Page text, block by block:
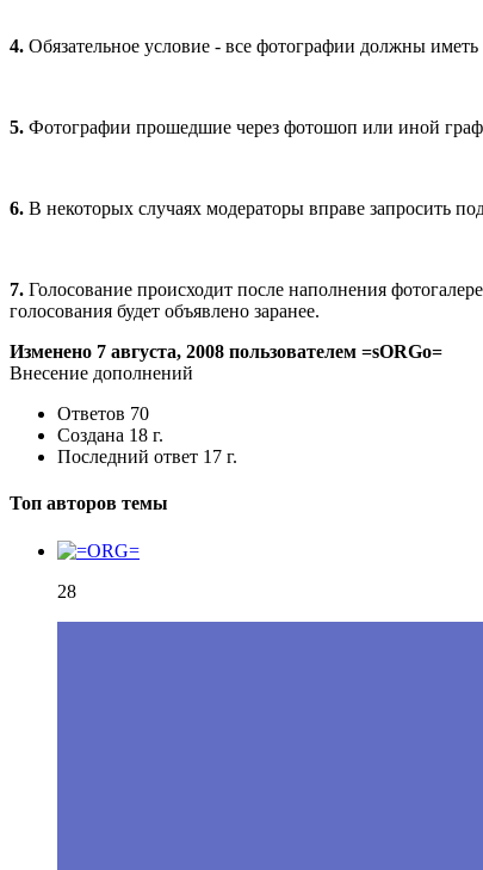
4. Обязательное условие - все фотографии должны иметь
5. Фотографии прошедшие через фотошоп или иной
6. В некоторых случаях модераторы вправе запросить
7. Голосование происходит после наполнения
голосования будет объявлено заранее.
Изменено 7 августа, 2008 пользователем =sORGo=
Внесение дополнений
Ответов 70
Создана 18 г.
Последний ответ 17 г.
Топ авторов темы
28